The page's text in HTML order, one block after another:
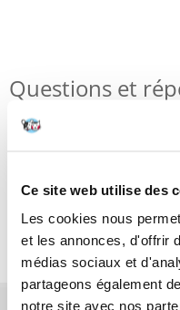
Ce site web utilise des
Les cookies nous
et les annonces, d'offrir
médias sociaux et
partageons également
notre site avec nos
Questions et
Critiques
Photos supplémentaires